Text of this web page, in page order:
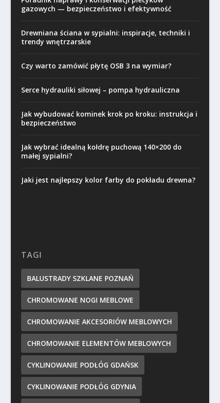
gazowych — bezpieczeństwo i efektywność
Drewniana ściana w sypialni: inspiracje, techniki i
trendy wnętrzarskie
Czy warto zamówić płytę OSB 3 na wymiar?
Serce hydrauliki siłowej – pompa hydrauliczna
Jak wybudować kominek krok po kroku: instrukcja i
bezpieczeństwo
Jak wybrać idealną kołdrę puchową 140×200 do
małej sypialni?
Jaki jest najlepszy kolor farby do pokładu drewna?
TAGI
BALUSTRADY SZKLANE POZNAŃ
CHROMOWANE NOGI MEBLOWE
CHROMOWANIE AKCESORIÓW MEBLOWYCH
CHROMOWANIE ELEMENTÓW MEBLOWYCH
CYKLINOWANIE PODŁÓG GDAŃSK
CYKLINOWANIE PODŁÓG GDYNIA